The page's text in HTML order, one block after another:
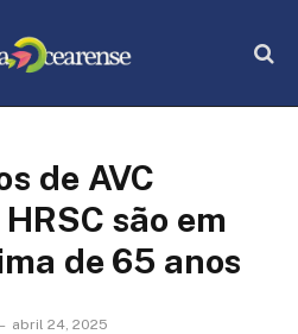
de AVC
são em
de 65 anos
abril 24, 2025